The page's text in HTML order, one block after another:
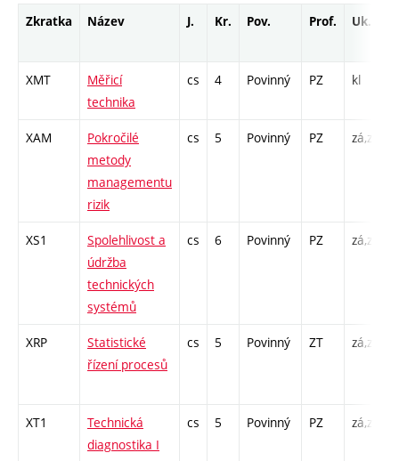
Zkratka Název J. Kr. Pov. Prof. Uk.
XMT
Měřicí
technika
cs 4 Povinný PZ kl
XAM
Pokročilé
metody
managementu
rizik
cs 5 Povinný PZ zá,zk
XS1
Spolehlivost a
údržba
technických
systémů
cs 6 Povinný PZ zá,zk
XRP
Statistické
řízení procesů
cs 5 Povinný ZT zá,zk
XT1
Technická
diagnostika I
cs 5 Povinný PZ zá,zk